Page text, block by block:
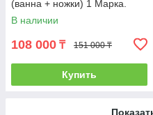
(ванна + ножки) 1 Марка.
Россия
В наличии
108 000 ₸ 151 000 ₸
Купить